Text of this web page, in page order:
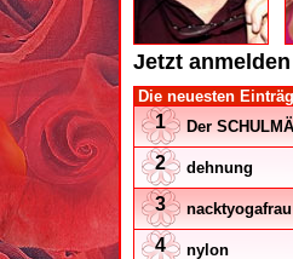
Jetzt
Die neuesten
1 Der
2 dehnung
3 nacktyogafrau
4 nylon